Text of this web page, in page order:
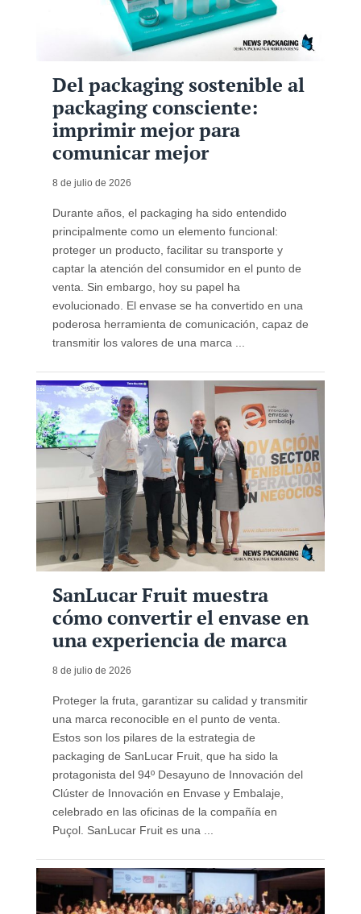
Del packaging sostenible al
packaging consciente:
imprimir mejor para
comunicar mejor
8 de julio de 2026
Durante años, el packaging ha sido entendido
principalmente como un elemento funcional:
proteger un producto, facilitar su transporte y
captar la atención del consumidor en el punto de
venta. Sin embargo, hoy su papel ha
evolucionado. El envase se ha convertido en una
poderosa herramienta de comunicación, capaz de
transmitir los valores de una marca ...
SanLucar Fruit muestra
cómo convertir el envase en
una experiencia de marca
8 de julio de 2026
Proteger la fruta, garantizar su calidad y transmitir
una marca reconocible en el punto de venta.
Estos son los pilares de la estrategia de
packaging de SanLucar Fruit, que ha sido la
protagonista del 94º Desayuno de Innovación del
Clúster de Innovación en Envase y Embalaje,
celebrado en las oficinas de la compañía en
Puçol. SanLucar Fruit es una ...